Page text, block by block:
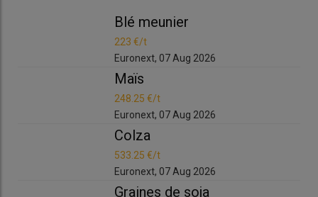
Euronext, 07 Aug 2026
Euronext, 07 Aug 2026
Euronext, 07 Aug 2026